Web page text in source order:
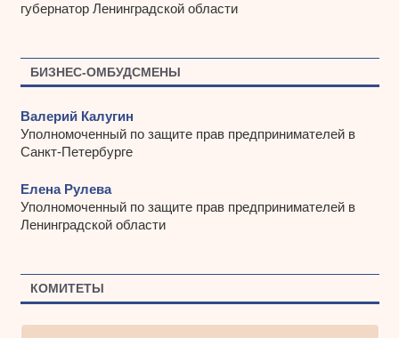
губернатор Ленинградской области
БИЗНЕС-ОМБУДСМЕНЫ
Валерий Калугин
Уполномоченный по защите прав предпринимателей в
Санкт-Петербурге
Елена Рулева
Уполномоченный по защите прав предпринимателей в
Ленинградской области
КОМИТЕТЫ